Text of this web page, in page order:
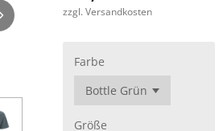
zzgl. Versandkosten
Farbe
Größe